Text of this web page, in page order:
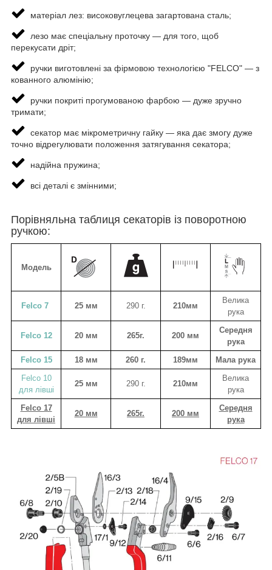
матеріал лез: високовуглецева загартована сталь;
лезо має спеціальну проточку — для того, щоб
перекусати дріт;
ручки виготовлені за фірмовою технологією "FELCO" — з
кованного алюмінію;
ручки покриті прогумованою фарбою — дуже зручно
тримати;
секатор має мікрометричну гайку — яка дає змогу дуже
точно відрегулювати положення затягування секатора;
надійна пружина;
всі деталі є змінними;
Порівняльна таблиця секаторів із поворотною
ручкою:
Модель
Felco 7 25 мм 290 г. 210мм
Велика
рука
Felco 12 20 мм 265г. 200 мм
Середня
рука
Felco 15
18 мм 260 г. 189мм
Мала рука
Felco 10
для лівші
25 мм 290 г. 210мм
Велика
рука
Felco 17
для лівші
20 мм 265г. 200 мм
Середня
рука